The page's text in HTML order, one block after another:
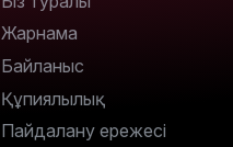
Жарнама
Байланыс
Құпиялылық
Пайдалану ережесі